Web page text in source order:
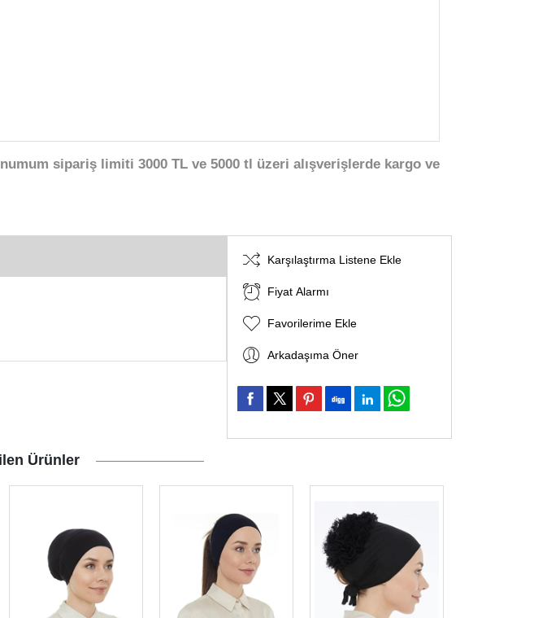
sipariş limiti 3000 TL ve 5000 tl üzeri alışverişlerde kargo ve
Karşılaştırma Listene Ekle
Fiyat Alarmı
Favorilerime Ekle
Arkadaşıma Öner
Ürünler